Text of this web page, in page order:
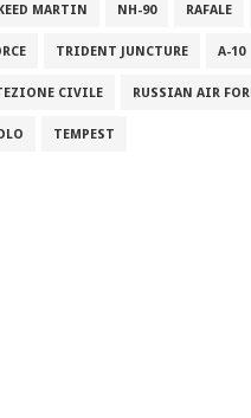
MARTIN NH-90 RAFALE
TRIDENT JUNCTURE A-10
CIVILE RUSSIAN AIR
TEMPEST